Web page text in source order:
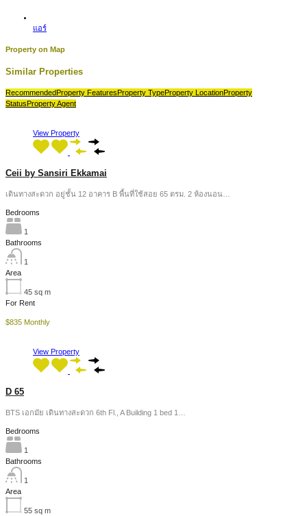
แอร์
Property on Map
Similar Properties
RecommendedProperty FeaturesProperty TypeProperty LocationProperty
StatusProperty Agent
View Property
Ceii by Sansiri Ekkamai
เดินทางสะดวก อยู่ชั้น 12 อาคาร B พื้นที่ใช้สอย 65 ตรม. 2 ห้องนอน…
Bedrooms
1
Bathrooms
1
Area
45 sq m
For Rent
$835 Monthly
View Property
D 65
BTS เอกมัย เดินทางสะดวก 6th Fl., A Building 1 bed 1…
Bedrooms
1
Bathrooms
1
Area
55 sq m